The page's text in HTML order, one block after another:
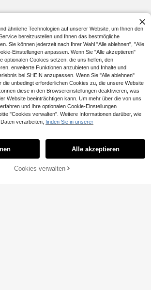
WARENKORB HINZUFÜGEN
ähnliche Technologien auf unserer Website, um Ihnen den
bereitzustellen und Ihnen das bestmögliche
Sie können jederzeit nach Ihrer Wahl "Alle ablehnen", "Alle
Einstellungen anpassen. Wenn Sie "Alle akzeptieren"
optionalen Cookies setzen, die uns helfen, den
erweiterte Funktionen anzubieten und Inhalte und
bei SHEIN anzupassen. Wenn Sie "Alle ablehnen"
die unbedingt erforderlichen Cookies zu, die unsere Website
diese in den Browsereinstellungen deaktivieren, was
Website beeinträchtigen kann. Um mehr über die von uns
und Ihre optionalen Cookie-Einstellungen
"Cookies verwalten". Weitere Informationen darüber, wie
verarbeiten, finden Sie in unserer
Alle akzeptieren
Cookies verwalten